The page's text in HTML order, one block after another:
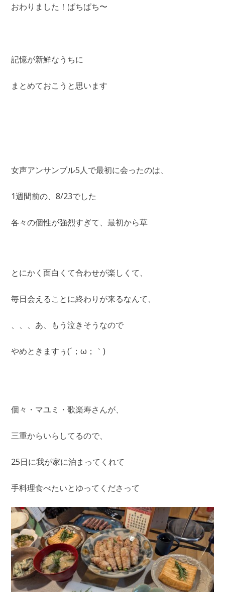
おわりました！ぱちぱち〜
記憶が新鮮なうちに
まとめておこうと思います
女声アンサンブル5人で最初に会ったのは、
1週間前の、8/23でした
各々の個性が強烈すぎて、最初から草
とにかく面白くて合わせが楽しくて、
毎日会えることに終わりが来るなんて、
、、、あ、もう泣きそうなので
やめときますぅ(´；ω；｀)
個々・マユミ・歌楽寿さんが、
三重からいらしてるので、
25日に我が家に泊まってくれて
手料理食べたいとゆってくださって